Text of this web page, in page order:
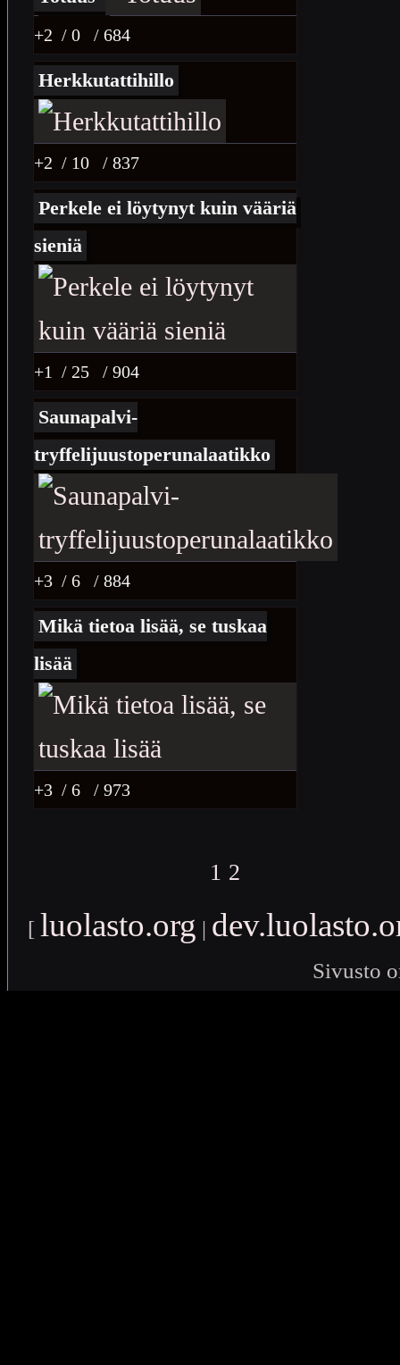
+2 / 0 / 684
Herkkutattihillo
+2 / 10 / 837
Perkele ei löytynyt kuin vääriä
sieniä
+1 / 25 / 904
Saunapalvi-
tryffelijuustoperunalaatikko
+3 / 6 / 884
Mikä tietoa lisää, se tuskaa
lisää
+3 / 6 / 973
1 2
[ luolasto.org |
Sivusto